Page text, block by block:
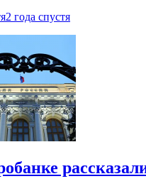
2 года спустя